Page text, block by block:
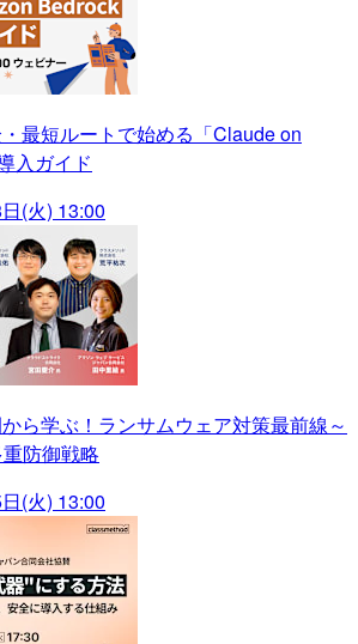
・最短ルートで始める「Claude on
入ガイド
(火) 13:00
から学ぶ！ランサムウェア対策最前線～
防御戦略
(火) 13:00